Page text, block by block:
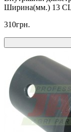
Ширина(мм.) 13
310грн.